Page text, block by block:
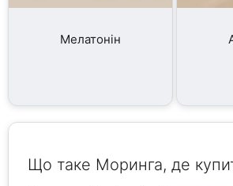
Мелатонін
Що таке Моринга, де